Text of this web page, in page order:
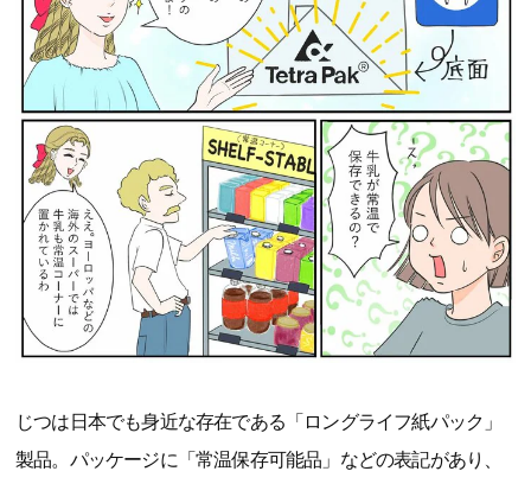
じつは日本でも身近な存在である「ロングライフ紙パック」
製品。パッケージに「常温保存可能品」などの表記があり、